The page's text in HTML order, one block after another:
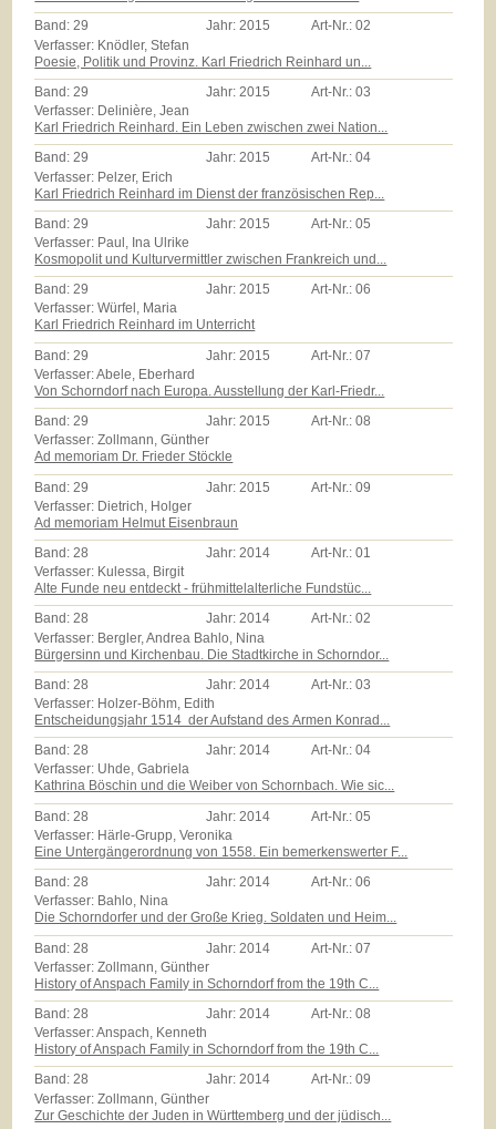
Band:29 Jahr:2015 Art-Nr.:02
Verfasser: Knödler, Stefan
Poesie, Politik und Provinz. Karl Friedrich Reinhard un...
Band:29 Jahr:2015 Art-Nr.:03
Verfasser: Delinière, Jean
Karl Friedrich Reinhard. Ein Leben zwischen zwei Nation...
Band:29 Jahr:2015 Art-Nr.:04
Verfasser: Pelzer, Erich
Karl Friedrich Reinhard im Dienst der französischen Rep...
Band: 29 Jahr: 2015 Art-Nr.:05
Verfasser: Paul, Ina Ulrike
Kosmopolit und Kulturvermittler zwischen Frankreich und...
Band:29 Jahr:2015 Art-Nr.:06
Verfasser: Würfel, Maria
Karl Friedrich Reinhard im Unterricht
Band: 29 Jahr: 2015 Art-Nr.:07
Verfasser: Abele, Eberhard
Von Schorndorf nach Europa. Ausstellung der Karl-Friedr...
Band:29 Jahr:2015 Art-Nr.:08
Verfasser: Zollmann, Günther
Ad memoriam Dr. Frieder Stöckle
Band: 29 Jahr: 2015 Art-Nr.:09
Verfasser: Dietrich, Holger
Ad memoriam Helmut Eisenbraun
Band:28 Jahr:2014 Art-Nr.:01
Verfasser: Kulessa, Birgit
Alte Funde neu entdeckt - frühmittelalterliche Fundstüc...
Band:28 Jahr:2014 Art-Nr.:02
Verfasser: Bergler, Andrea Bahlo, Nina
Bürgersinn und Kirchenbau. Die Stadtkirche in Schorndor...
Band:28 Jahr:2014 Art-Nr.:03
Verfasser: Holzer-Böhm, Edith
Entscheidungsjahr 1514  der Aufstand des Armen Konrad...
Band:28 Jahr:2014 Art-Nr.:04
Verfasser: Uhde, Gabriela
Kathrina Böschin und die Weiber von Schornbach. Wie sic...
Band: 28 Jahr: 2014 Art-Nr.:05
Verfasser: Härle-Grupp, Veronika
Eine Untergängerordnung von 1558. Ein bemerkenswerter F...
Band:28 Jahr:2014 Art-Nr.:06
Verfasser: Bahlo, Nina
Die Schorndorfer und der Große Krieg. Soldaten und Heim...
Band: 28 Jahr: 2014 Art-Nr.:07
Verfasser: Zollmann, Günther
History of Anspach Family in Schorndorf from the 19th C...
Band:28 Jahr:2014 Art-Nr.:08
Verfasser: Anspach, Kenneth
History of Anspach Family in Schorndorf from the 19th C...
Band:28 Jahr:2014 Art-Nr.:09
Verfasser: Zollmann, Günther
Zur Geschichte der Juden in Württemberg und der jüdisch...